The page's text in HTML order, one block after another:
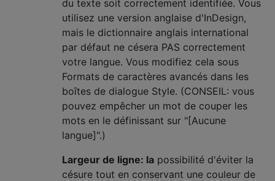
du texte soit correctement identifiée. Vous
utilisez une version anglaise d'InDesign,
mais le dictionnaire anglais international
par défaut ne césera PAS correctement
votre langue. Vous modifiez cela sous
Formats de caractères avancés dans les
boîtes de dialogue Style. (CONSEIL: vous
pouvez empêcher un mot de couper les
mots en le définissant sur "[Aucune
langue]".)
Largeur de ligne: la possibilité d'éviter la
césure tout en conservant une couleur de